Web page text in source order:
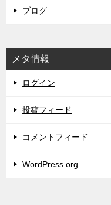
ブログ
メタ情報
ログイン
投稿フィード
コメントフィード
WordPress.org